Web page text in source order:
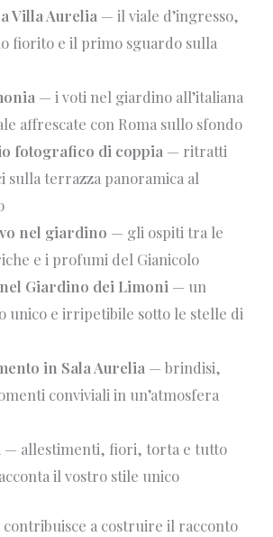
Villa Aurelia — il viale d’ingresso,
fiorito e il primo sguardo sulla
— i voti nel giardino all’italiana
affrescate con Roma sullo sfondo
fotografico di coppia — ritratti
sulla terrazza panoramica al
nel giardino — gli ospiti tra le
e i profumi del Gianicolo
Giardino dei Limoni — un
unico e irripetibile sotto le stelle di
in Sala Aurelia — brindisi,
conviviali in un’atmosfera
— allestimenti, fiori, torta e tutto
il vostro stile unico
a costruire il racconto